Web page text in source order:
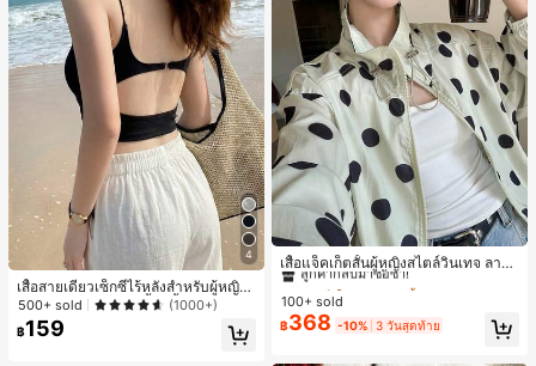
4
เสื้อสายเดี่ยวเซ็กซี่ไร้หลังสำหรับผู้หญิง
พร้อมบราแบบมีฟองน้ำ, เสื้อกล้ามแขน
กุด, เสื้อลำลองสีดำสำหรับฤดูร้อน
500+ sold (1000+)
฿159
เสื้อแจ็คเก็ตสั้นผู้หญิงสไตล์วินเทจ ลายจุ
ดขนาดใหญ่ คอตั้ง เอวเข้ารูป แขนพอง
ทรงหลวม แฟชั่นอเนกประสงค์ สำหรับใ
ส่ประจำวันและไปเที่ยวพักผ่อน
#1 ขายดี
ใน กระเป๋า เสื้อคลุมลำลอง
ลูกค้ากลับมาซื้อซ้ำ!
#1 ขายดี ใน กระเป๋า เสื้อคลุมลำลอง
ลูกค้ากลับมาซื้อซ้ำ!
#1 ขายดี ใน กระเป๋า เสื้อคลุมลำลอง
ลูกค้ากลับมาซื้อซ้ำ!
#1 ขายดี ใน กระเป๋า เสื้อคลุมลำลอง
100+ sold
฿368 -10% 3 วันสุดท้าย